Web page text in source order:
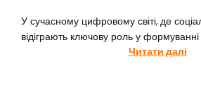
У сучасному цифровому світі, де
відіграють ключову роль у формуванні
Читати далі